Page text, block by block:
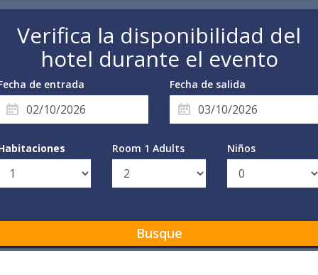
Verifica la disponibilidad del
hotel durante el evento
de entrada Fecha de salida
Room 1 Adults Niños
Busque